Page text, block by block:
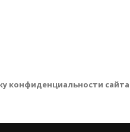
конфиденциальности сайта